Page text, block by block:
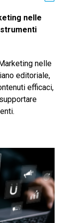
nelle
nelle
editoriale,
efficaci,